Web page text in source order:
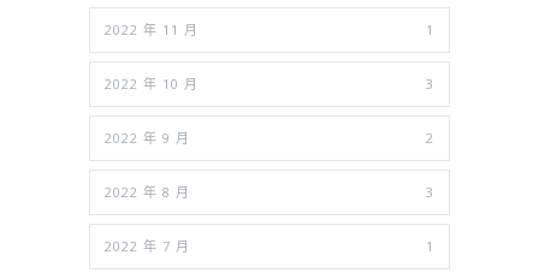
2022 年 11 月 1
2022 年 10 月 3
2022 年 9 月 2
2022 年 8 月 3
2022 年 7 月 1